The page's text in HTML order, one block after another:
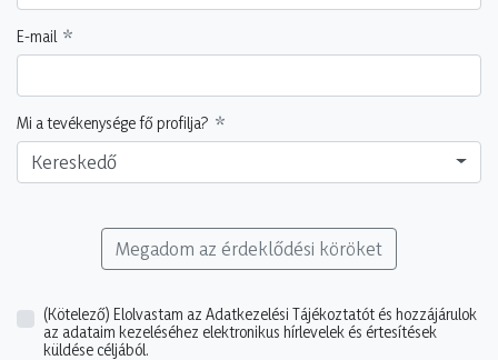
E-mail
Mi a tevékenysége fő profilja?
Kereskedő
Megadom az érdeklődési köröket
(Kötelező) Elolvastam az Adatkezelési Tájékoztatót és hozzájárulok
az adataim kezeléséhez elektronikus hírlevelek és értesítések
küldése céljából.